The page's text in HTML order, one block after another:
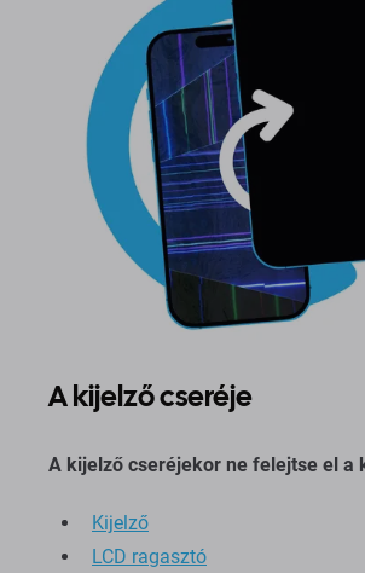
A kijelző cseréje
A kijelző cseréjekor ne felejtse el a
Kijelző
LCD ragasztó